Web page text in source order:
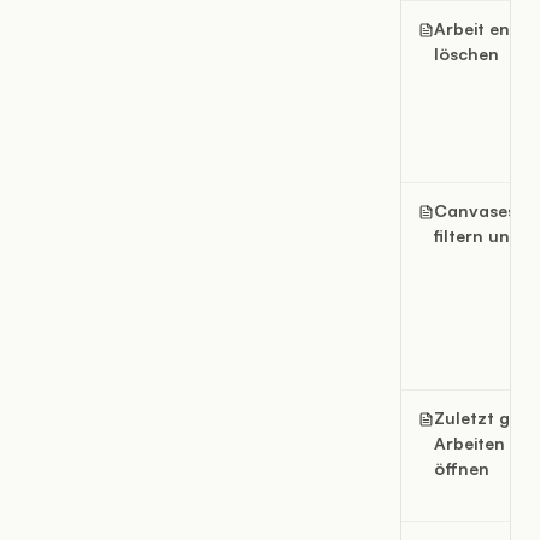
Arbeit
löschen
Canvases
filtern und
Zuletzt
Arbeiten
öffnen